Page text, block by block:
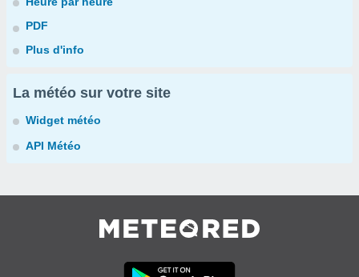
PDF
Plus d'info
La météo sur votre site
Widget météo
API Météo